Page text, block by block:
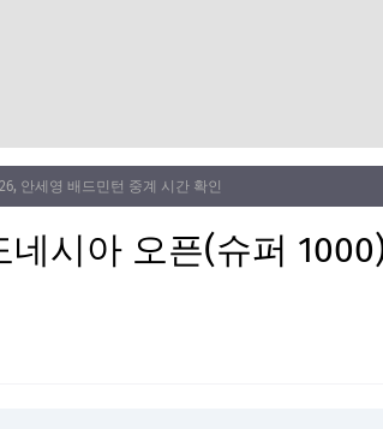
안세영 배드민턴 중계 시간 확인
네시아 오픈(슈퍼